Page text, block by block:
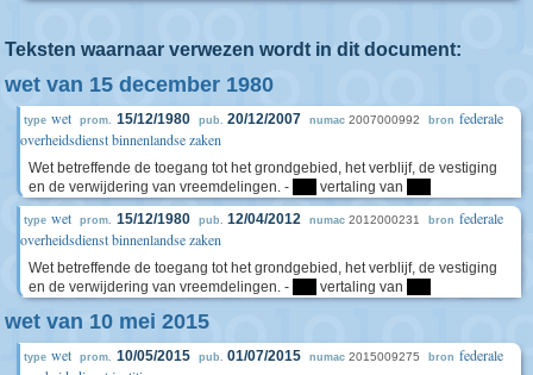
Teksten waarnaar verwezen wordt in dit document:
wet van 15 december 1980
type wet prom. 15/12/1980 pub. 20/12/2007 numac 2007000992 bron federale
overheidsdienst binnenlandse zaken
Wet betreffende de toegang tot het grondgebied, het verblijf, de vestiging
en de verwijdering van vreemdelingen. -
vertaling van
type wet prom. 15/12/1980 pub. 12/04/2012 numac 2012000231 bron federale
overheidsdienst binnenlandse zaken
Wet betreffende de toegang tot het grondgebied, het verblijf, de vestiging
en de verwijdering van vreemdelingen. -
vertaling van
wet van 10 mei 2015
type wet prom. 10/05/2015 pub. 01/07/2015 numac 2015009275 bron federale